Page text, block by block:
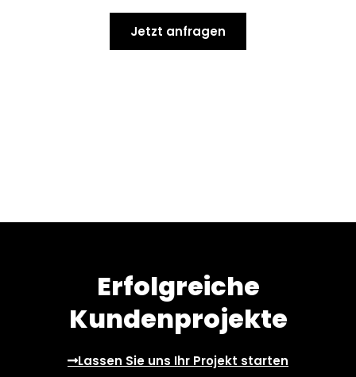
Jetzt anfragen
Erfolgreiche
Kundenprojekte
Lassen Sie uns Ihr Projekt starten